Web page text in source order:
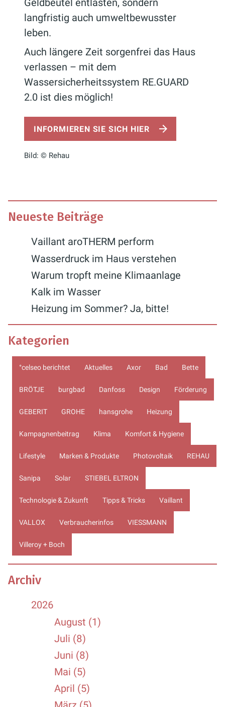
Geldbeutel entlasten, sondern
langfristig auch umweltbewusster
leben.
Auch längere Zeit sorgenfrei das Haus
verlassen – mit dem
Wassersicherheitssystem RE.GUARD
2.0 ist dies möglich!
INFORMIEREN SIE SICH HIER
Bild: © Rehau
Neueste Beiträge
Vaillant aroTHERM perform
Wasserdruck im Haus verstehen
Warum tropft meine Klimaanlage
Kalk im Wasser
Heizung im Sommer? Ja, bitte!
Kategorien
°celseo berichtet Aktuelles Axor Bad Bette
BRÖTJE burgbad Danfoss Design Förderung
GEBERIT GROHE hansgrohe Heizung
Kampagnenbeitrag Klima Komfort & Hygiene
Lifestyle Marken & Produkte Photovoltaik REHAU
Sanipa Solar STIEBEL ELTRON
Technologie & Zukunft Tipps & Tricks Vaillant
VALLOX Verbraucherinfos VIESSMANN
Villeroy + Boch
Archiv
2026
August (1)
Juli (8)
Juni (8)
Mai (5)
April (5)